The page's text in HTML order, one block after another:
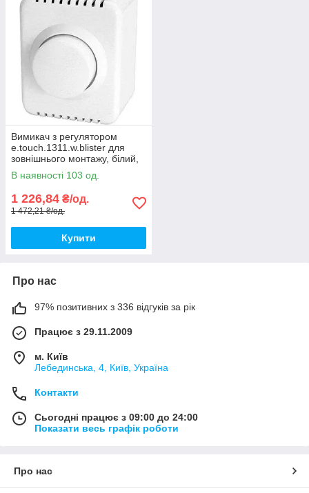
Вимикач з регулятором
e.touch.1311.w.blister для
зовнішнього монтажу, білий,
500 Вт, в блістерній упаковці,
E.
В наявності 103 од.
1 226,84 ₴/од.
1 472,21 ₴/од.
Купити
Про нас
97% позитивних з 336 відгуків за рік
Працює з 29.11.2009
м. Київ
Лебединська, 4, Київ, Україна
Контакти
Сьогодні працює з 09:00 до 24:00
Показати весь графік роботи
Про нас